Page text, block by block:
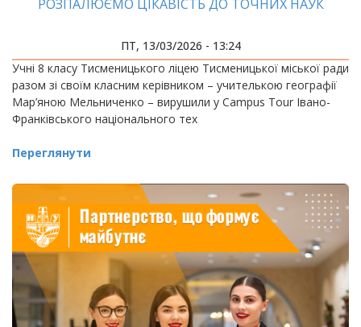
РОЗПАЛЮЄМО ЦІКАВІСТЬ ДО ТОЧНИХ НАУК
ПТ, 13/03/2026 - 13:24
Учні 8 класу Тисменицького ліцею Тисменицької міської ради
разом зі своїм класним керівником – учителькою географії
Мар’яною Мельниченко – вирушили у Campus Tour Івано-
Франківського національного тех
Переглянути